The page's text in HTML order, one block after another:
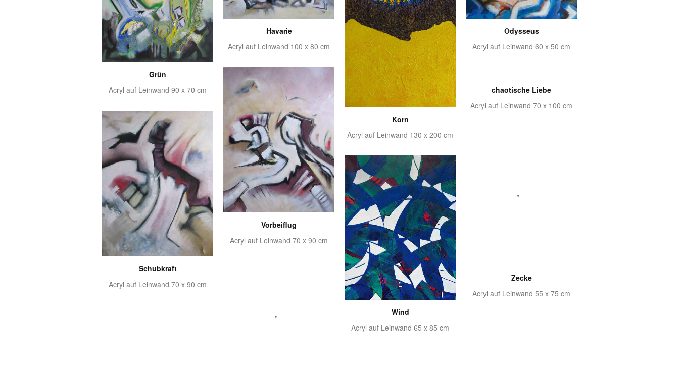
Grün
Acryl auf Leinwand 90 x 70 cm
Schubkraft
Acryl auf Leinwand 70 x 90 cm
Havarie
Acryl auf Leinwand 100 x 80 cm
Vorbeiflug
Acryl auf Leinwand 70 x 90 cm
Korn
Acryl auf Leinwand 130 x 200 cm
Wind
Acryl auf Leinwand 65 x 85 cm
Odysseus
Acryl auf Leinwand 60 x 50 cm
chaotische Liebe
Acryl auf Leinwand 70 x 100 cm
Zecke
Acryl auf Leinwand 55 x 75 cm